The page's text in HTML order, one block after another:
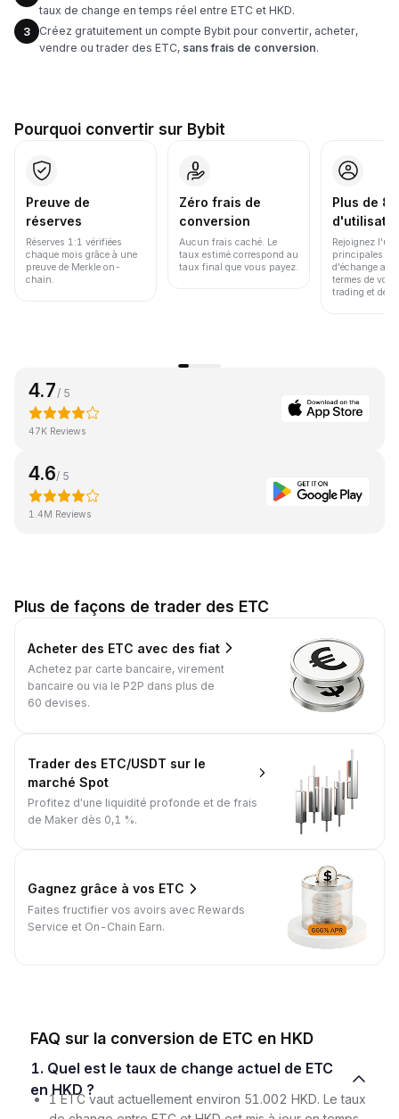
taux de change en temps réel entre ETC et HKD.
3
Créez gratuitement un compte Bybit pour convertir, acheter,
vendre ou trader des ETC, sans frais de conversion.
Pourquoi convertir sur Bybit
Preuve de
réserves
Réserves 1:1 vérifiées
chaque mois grâce à une
preuve de Merkle on-
chain.
Zéro frais de
conversion
Aucun frais caché. Le
taux estimé correspond au
taux final que vous payez.
Plus de
Rejoignez
principales
d'échange au
termes de
trading et de
4.7 / 5
47K Reviews
4.6/ 5
1.4M Reviews
Plus de façons de trader des ETC
Acheter des ETC avec des fiat
Achetez par carte bancaire, virement
bancaire ou via le P2P dans plus de
60 devises.
Trader des ETC/USDT sur le
marché Spot
Profitez d'une liquidité profonde et de frais
de Maker dès 0,1 %.
Gagnez grâce à vos ETC
Faites fructifier vos avoirs avec Rewards
Service et On-Chain Earn.
FAQ sur la conversion de ETC en HKD
1. Quel est le taux de change actuel de ETC
en HKD ?
1 ETC vaut actuellement environ 51.002 HKD. Le taux